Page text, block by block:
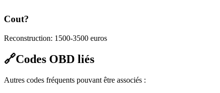
Cout?
Reconstruction: 1500-3500 euros
🔗Codes OBD liés
Autres codes fréquents pouvant être associés :